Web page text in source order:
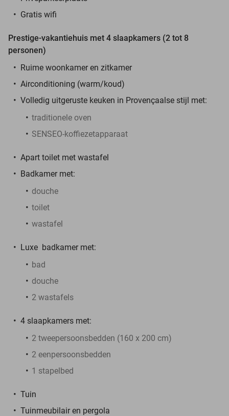
Gratis wifi
Prestige-vakantiehuis met 4 slaapkamers (2 tot 8
personen)
Ruime woonkamer en zitkamer
Airconditioning (warm/koud)
Volledig uitgeruste keuken in Provençaalse stijl met:
traditionele oven
SENSEO-koffiezetapparaat
Apart toilet met wastafel
Badkamer met:
douche
toilet
wastafel
Luxe badkamer met:
bad
douche
2 wastafels
4 slaapkamers met:
2 tweepersoonsbedden (160 x 200 cm)
2 eenpersoonsbedden
1 stapelbed
Tuin
Tuinmeubilair en pergola